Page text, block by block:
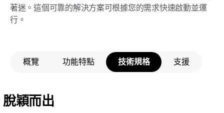
著迷。這個可靠的解決方案可根據您的需求快速啟動並運
行。
概覽 功能特點 技術規格 支援
脫穎而出